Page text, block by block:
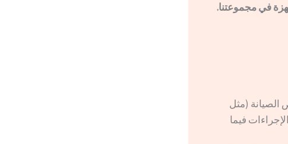
في مجموعتنا.
الصيانة (مثل
فيما